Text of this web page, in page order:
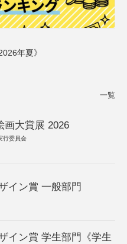
年夏》
一覧
画大賞展 2026
行委員会
イン賞 一般部門
イン賞 学生部門《学生